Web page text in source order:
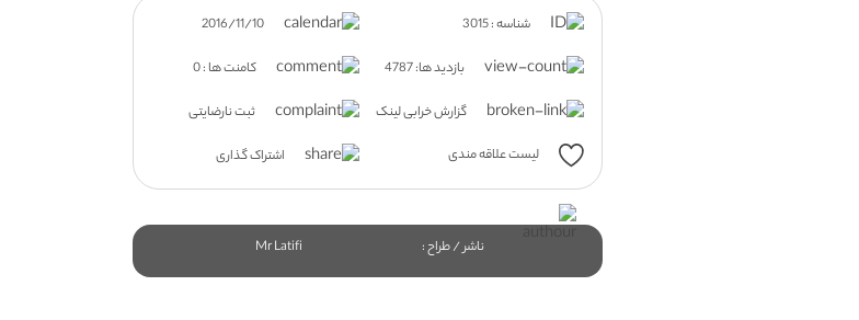
شناسه : 3015
2016/11/10
بازدید ها: 4787
کامنت ها : 0
گزارش خرابی لینک
ثبت نارضایتی
لیست علاقه مندی
اشتراک گذاری
ناشر / طراح : Mr Latifi